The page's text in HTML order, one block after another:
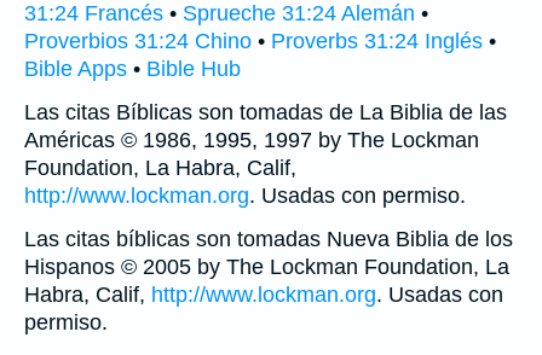
31:24 Francés • Sprueche 31:24 Alemán •
Proverbios 31:24 Chino • Proverbs 31:24 Inglés •
Bible Apps • Bible Hub
Las citas Bíblicas son tomadas de La Biblia de las
Américas © 1986, 1995, 1997 by The Lockman
Foundation, La Habra, Calif,
http://www.lockman.org. Usadas con permiso.
Las citas bíblicas son tomadas Nueva Biblia de los
Hispanos © 2005 by The Lockman Foundation, La
Habra, Calif, http://www.lockman.org. Usadas con
permiso.